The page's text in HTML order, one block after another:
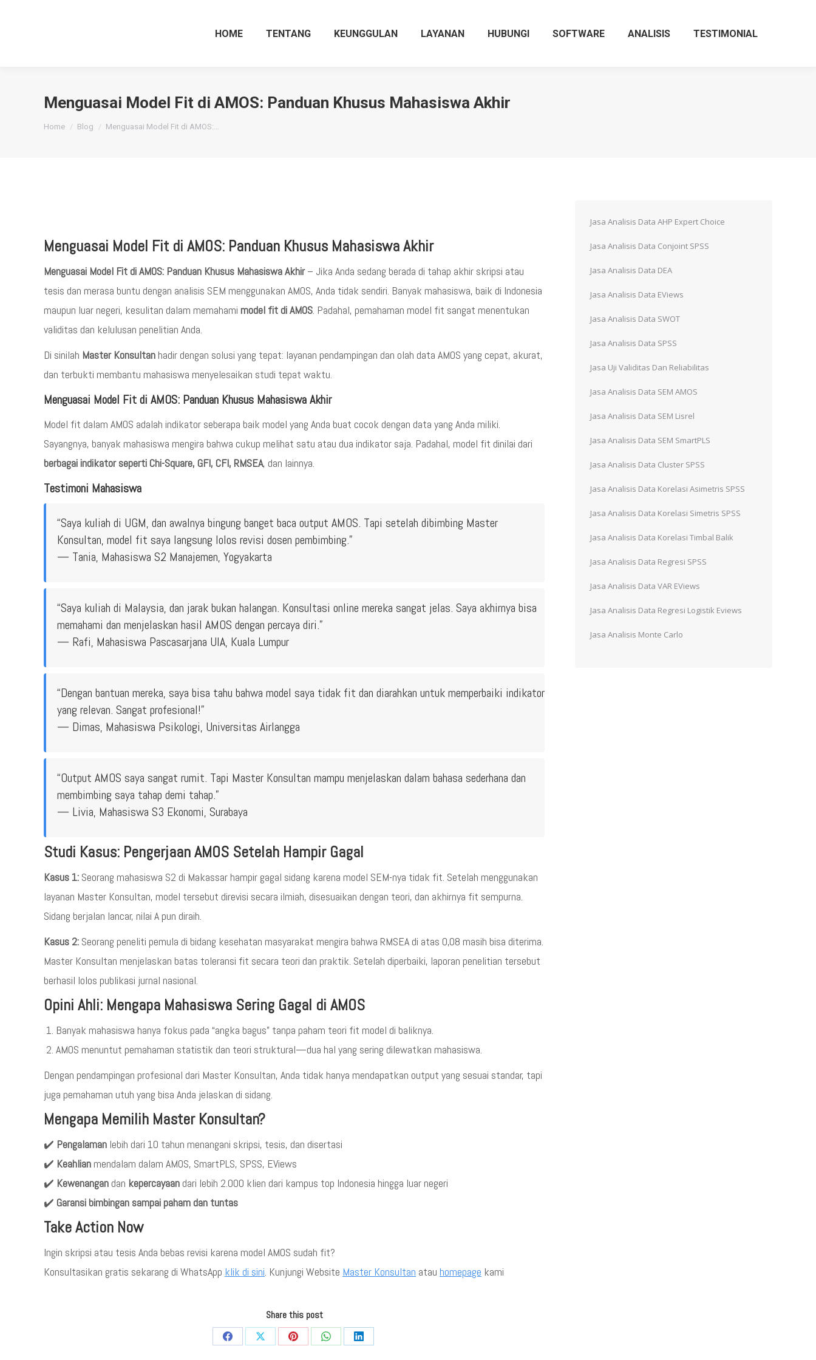
HOME TENTANG KEUNGGULAN LAYANAN HUBUNGI SOFTWARE ANALISIS TESTIMONIAL
Menguasai Model Fit di AMOS: Panduan Khusus Mahasiswa Akhir
You are here:
Home Blog Menguasai Model Fit di AMOS:…
Menguasai Model Fit di AMOS: Panduan Khusus Mahasiswa Akhir
Menguasai Model Fit di AMOS: Panduan Khusus Mahasiswa Akhir– Jika Anda sedang berada di tahap akhir skripsi atau
tesis dan merasa buntu dengan analisis SEM menggunakan AMOS, Anda tidak sendiri. Banyak mahasiswa, baik di Indonesia
maupun luar negeri, kesulitan dalam memahami model fit di AMOS. Padahal, pemahaman model fit sangat menentukan
validitas dan kelulusan penelitian Anda.
Di sinilah Master Konsultan hadir dengan solusi yang tepat: layanan pendampingan dan olah data AMOS yang cepat, akurat,
dan terbukti membantu mahasiswa menyelesaikan studi tepat waktu.
Menguasai Model Fit di AMOS: Panduan Khusus Mahasiswa Akhir
Model fit dalam AMOS adalah indikator seberapa baik model yang Anda buat cocok dengan data yang Anda miliki.
Sayangnya, banyak mahasiswa mengira bahwa cukup melihat satu atau dua indikator saja. Padahal, model fit dinilai dari
berbagai indikator seperti Chi-Square, GFI, CFI, RMSEA, dan lainnya.
Testimoni Mahasiswa
“Saya kuliah di UGM, dan awalnya bingung banget baca output AMOS. Tapi setelah dibimbing Master
Konsultan, model fit saya langsung lolos revisi dosen pembimbing.”
— Tania, Mahasiswa S2 Manajemen, Yogyakarta
“Saya kuliah di Malaysia, dan jarak bukan halangan. Konsultasi online mereka sangat jelas. Saya akhirnya bisa
memahami dan menjelaskan hasil AMOS dengan percaya diri.”
— Rafi, Mahasiswa Pascasarjana UIA, Kuala Lumpur
“Dengan bantuan mereka, saya bisa tahu bahwa model saya tidak fit dan diarahkan untuk memperbaiki indikator
yang relevan. Sangat profesional!”
— Dimas, Mahasiswa Psikologi, Universitas Airlangga
“Output AMOS saya sangat rumit. Tapi Master Konsultan mampu menjelaskan dalam bahasa sederhana dan
membimbing saya tahap demi tahap.”
— Livia, Mahasiswa S3 Ekonomi, Surabaya
Studi Kasus: Pengerjaan AMOS Setelah Hampir Gagal
Kasus 1: Seorang mahasiswa S2 di Makassar hampir gagal sidang karena model SEM-nya tidak fit. Setelah menggunakan
layanan Master Konsultan, model tersebut direvisi secara ilmiah, disesuaikan dengan teori, dan akhirnya fit sempurna.
Sidang berjalan lancar, nilai A pun diraih.
Kasus 2: Seorang peneliti pemula di bidang kesehatan masyarakat mengira bahwa RMSEA di atas 0,08 masih bisa diterima.
Master Konsultan menjelaskan batas toleransi fit secara teori dan praktik. Setelah diperbaiki, laporan penelitian tersebut
berhasil lolos publikasi jurnal nasional.
Opini Ahli: Mengapa Mahasiswa Sering Gagal di AMOS
Banyak mahasiswa hanya fokus pada “angka bagus” tanpa paham teori fit model di baliknya.
AMOS menuntut pemahaman statistik dan teori struktural—dua hal yang sering dilewatkan mahasiswa.
Dengan pendampingan profesional dari Master Konsultan, Anda tidak hanya mendapatkan output yang sesuai standar, tapi
juga pemahaman utuh yang bisa Anda jelaskan di sidang.
Mengapa Memilih Master Konsultan?
✔️ Pengalaman lebih dari 10 tahun menangani skripsi, tesis, dan disertasi
✔️ Keahlian mendalam dalam AMOS, SmartPLS, SPSS, EViews
✔️ Kewenangan dan kepercayaan dari lebih 2.000 klien dari kampus top Indonesia hingga luar negeri
✔️ Garansi bimbingan sampai paham dan tuntas
Take Action Now
Ingin skripsi atau tesis Anda bebas revisi karena model AMOS sudah fit?
Konsultasikan gratis sekarang di WhatsApp klik di sini. Kunjungi Website Master Konsultan atau homepage kami
Share this post
Share
Share
Share
Share
Share
Jasa Analisis Data AHP Expert Choice
Jasa Analisis Data Conjoint SPSS
Jasa Analisis Data DEA
Jasa Analisis Data EViews
Jasa Analisis Data SWOT
Jasa Analisis Data SPSS
Jasa Uji Validitas Dan Reliabilitas
Jasa Analisis Data SEM AMOS
Jasa Analisis Data SEM Lisrel
Jasa Analisis Data SEM SmartPLS
Jasa Analisis Data Cluster SPSS
Jasa Analisis Data Korelasi Asimetris SPSS
Jasa Analisis Data Korelasi Simetris SPSS
Jasa Analisis Data Korelasi Timbal Balik
Jasa Analisis Data Regresi SPSS
Jasa Analisis Data VAR EViews
Jasa Analisis Data Regresi Logistik Eviews
Jasa Analisis Monte Carlo